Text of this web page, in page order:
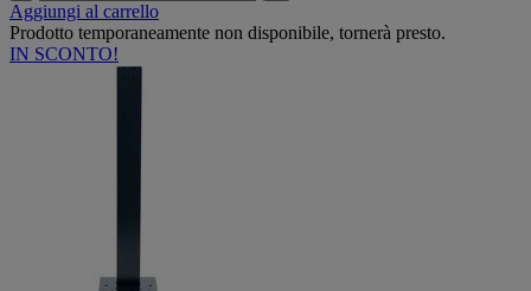
Aggiungi al carrello
Prodotto temporaneamente non disponibile, tornerà presto.
IN SCONTO!